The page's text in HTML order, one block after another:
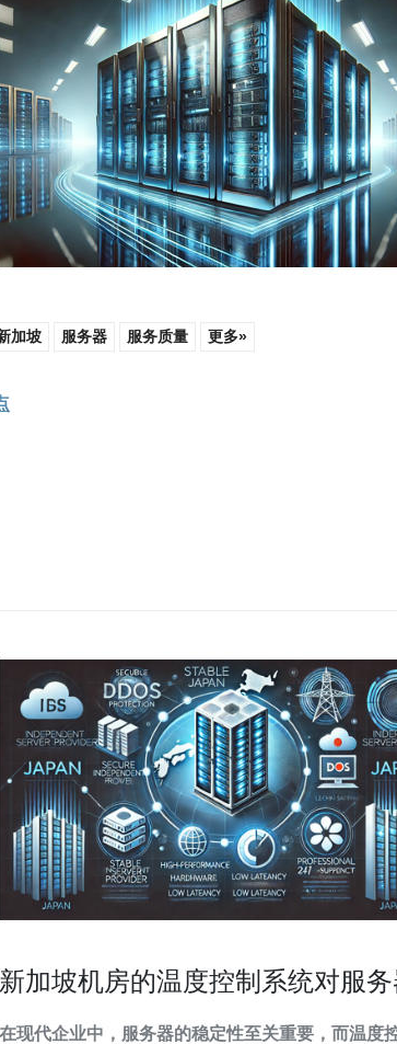
加坡 服务器 服务质量 更多»
新加坡机房的温度控制系统对服务
在现代企业中，服务器的稳定性至关重要，而温度